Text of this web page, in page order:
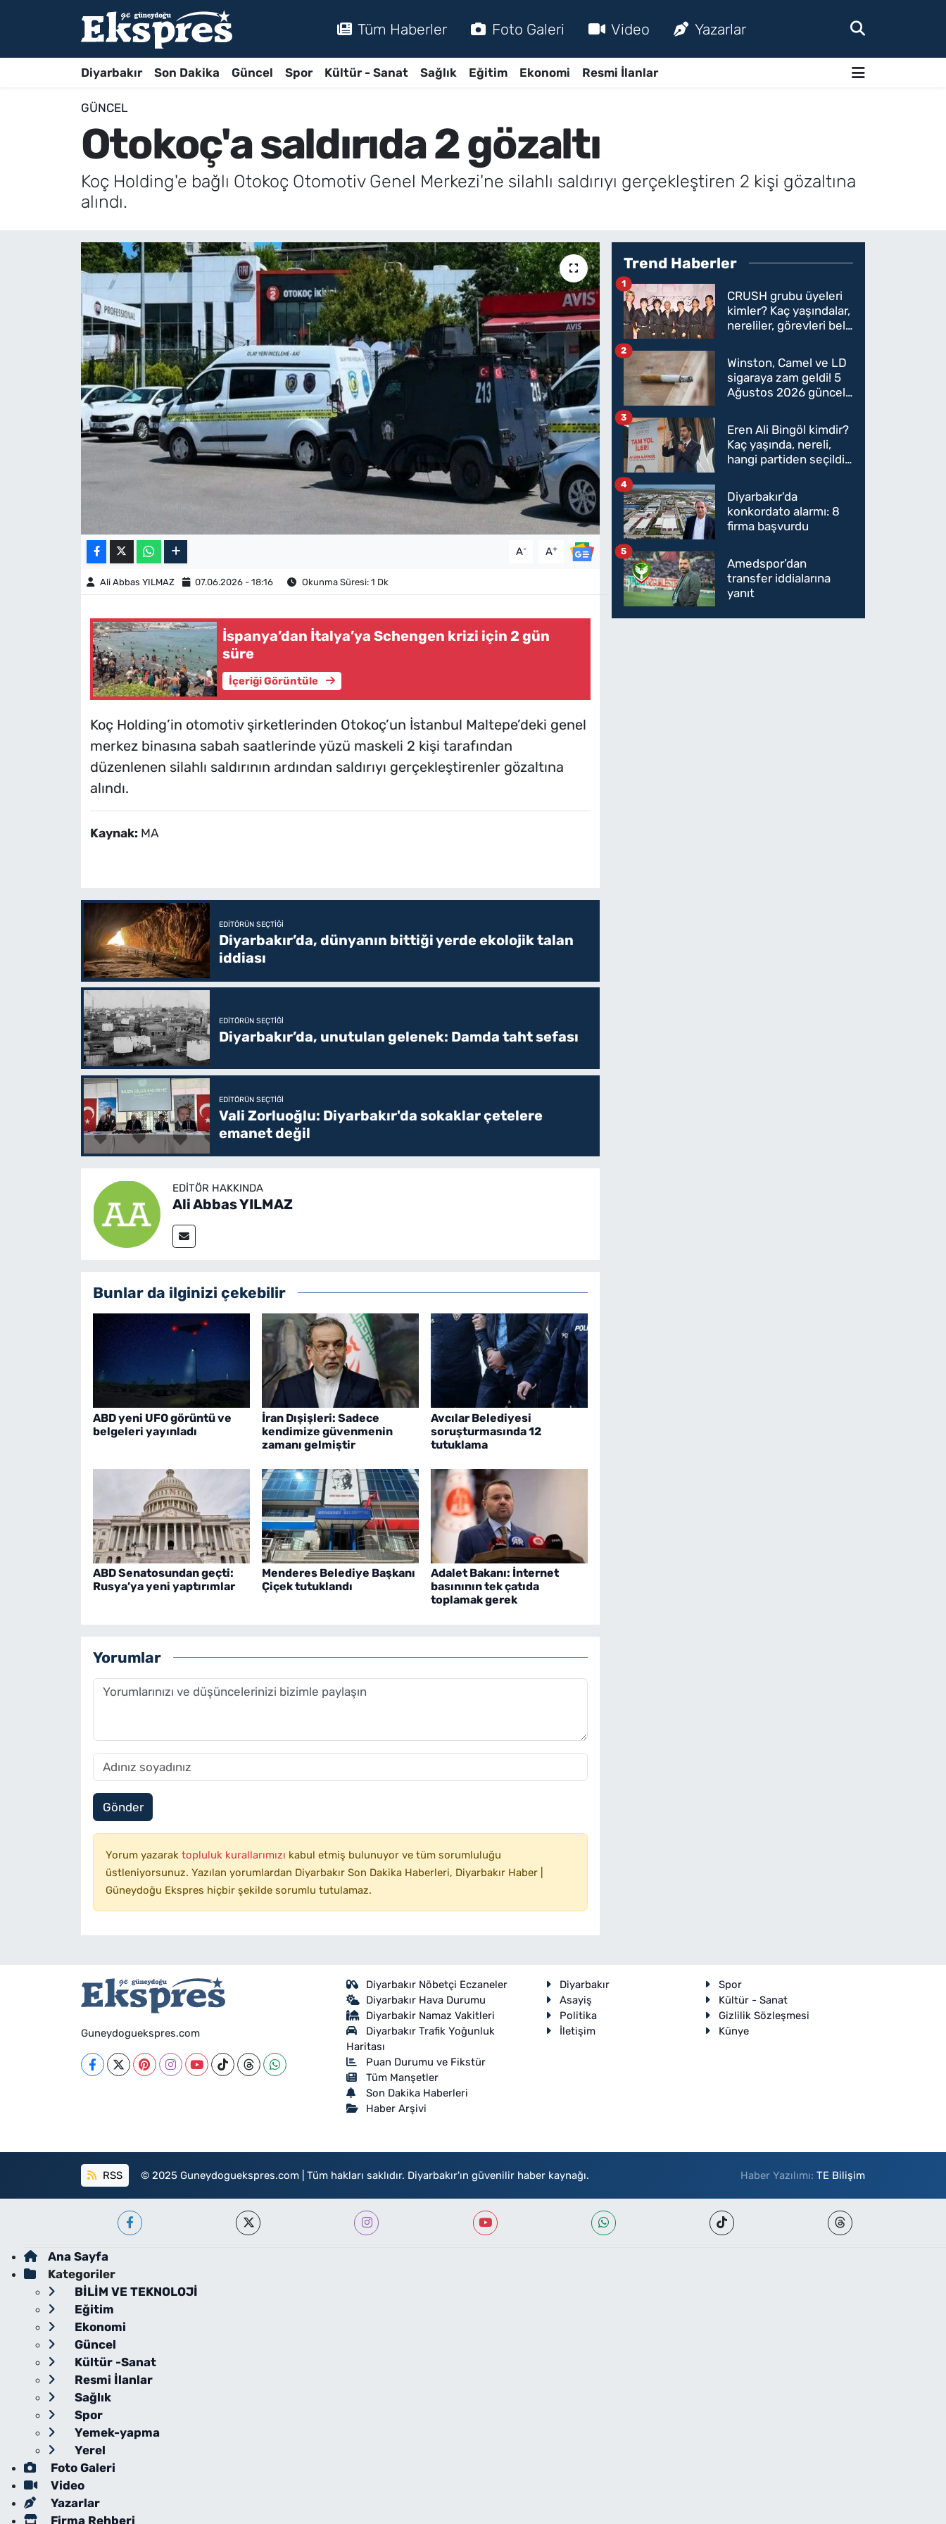
Tüm Haberler Foto Galeri Video Yazarlar
Diyarbakır Son Dakika Güncel Spor Kültür - Sanat Sağlık Eğitim Ekonomi Resmi İlanlar
GÜNCEL
Otokoç'a saldırıda 2 gözaltı
Koç Holding'e bağlı Otokoç Otomotiv Genel Merkezi'ne silahlı saldırıyı gerçekleştiren 2 kişi gözaltına
alındı.
A- A+
Ali Abbas YILMAZ 07.06.2026 - 18:16 Okunma Süresi: 1 Dk
İspanya’dan İtalya’ya Schengen krizi için 2 gün
süre
İçeriği Görüntüle
Koç Holding’in otomotiv şirketlerinden Otokoç’un İstanbul Maltepe’deki genel
merkez binasına sabah saatlerinde yüzü maskeli 2 kişi tarafından
düzenlenen silahlı saldırının ardından saldırıyı gerçekleştirenler gözaltına
alındı.
Kaynak: MA
EDITÖRÜN SEÇTIĞI
Diyarbakır’da, dünyanın bittiği yerde ekolojik talan
iddiası
EDITÖRÜN SEÇTIĞI
Diyarbakır’da, unutulan gelenek: Damda taht sefası
EDITÖRÜN SEÇTIĞI
Vali Zorluoğlu: Diyarbakır'da sokaklar çetelere
emanet değil
EDITÖR HAKKINDA
Ali Abbas YILMAZ
Bunlar da ilginizi çekebilir
ABD yeni UFO görüntü ve
belgeleri yayınladı
İran Dışişleri: Sadece
kendimize güvenmenin
zamanı gelmiştir
Avcılar Belediyesi
soruşturmasında 12
tutuklama
ABD Senatosundan geçti:
Rusya’ya yeni yaptırımlar
Menderes Belediye Başkanı
Çiçek tutuklandı
Adalet Bakanı: İnternet
basınının tek çatıda
toplamak gerek
Yorumlar
Gönder
Yorum yazarak topluluk kurallarımızı kabul etmiş bulunuyor ve tüm sorumluluğu
üstleniyorsunuz. Yazılan yorumlardan Diyarbakır Son Dakika Haberleri, Diyarbakır Haber |
Güneydoğu Ekspres hiçbir şekilde sorumlu tutulamaz.
Trend Haberler
CRUSH grubu üyeleri
kimler? Kaç yaşındalar,
nereliler, görevleri belli
1
Winston, Camel ve LD
sigaraya zam geldi! 5
Ağustos 2026 güncel
oldu
2
Eren Ali Bingöl kimdir?
Kaç yaşında, nereli,
hangi partiden seçildi?
Parti'ye mi geçecek?
3
Diyarbakır'da
konkordato alarmı: 8
firma başvurdu
4
Amedspor’dan
transfer iddialarına
yanıt
5
Guneydoguekspres.com
Diyarbakır Nöbetçi Eczaneler
Diyarbakır Hava Durumu
Diyarbakir Namaz Vakitleri
Diyarbakır Trafik Yoğunluk
Haritası
Puan Durumu ve Fikstür
Tüm Manşetler
Son Dakika Haberleri
Haber Arşivi
Diyarbakır
Spor
Asayiş
Kültür - Sanat
Politika
Gizlilik Sözleşmesi
İletişim
Künye
RSS © 2025 Guneydoguekspres.com | Tüm hakları saklıdır. Diyarbakır'ın güvenilir haber kaynağı. Haber Yazılımı:TE Bilişim
Ana Sayfa
Kategoriler
BİLİM VE TEKNOLOJİ
Eğitim
Ekonomi
Güncel
Kültür -Sanat
Resmi İlanlar
Sağlık
Spor
Yemek-yapma
Yerel
Foto Galeri
Video
Yazarlar
Firma Rehberi